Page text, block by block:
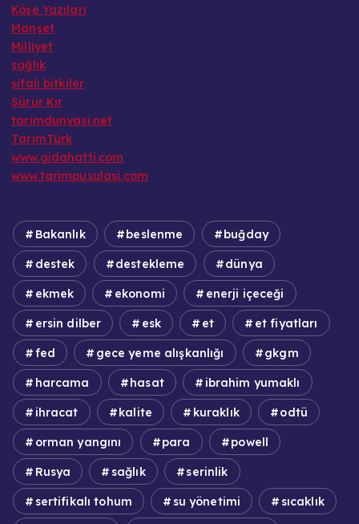
Köşe Yazıları
Manşet
Milliyet
sağlık
şifalı bitkiler
Sürur Kır
tarimdunyasi.net
TarımTürk
www.gidahatti.com
www.tarimpusulasi.com
Bakanlık beslenme buğday
destek destekleme dünya
ekmek ekonomi enerji içeceği
ersin dilber esk et et fiyatları
fed gece yeme alışkanlığı gkgm
harcama hasat ibrahim yumaklı
ihracat kalite kuraklık odtü
orman yangını para powell
Rusya sağlık serinlik
sertifikalı tohum su yönetimi sıcaklık